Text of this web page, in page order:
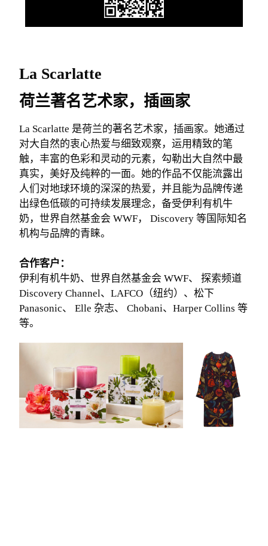
La Scarlatte
荷兰著名艺术家，插画家
La Scarlatte 是荷兰的著名艺术家，插画家。她通过
对大自然的衷心热爱与细致观察，运用精致的笔
触，丰富的色彩和灵动的元素，勾勒出大自然中最
真实，美好及纯粹的一面。她的作品不仅能流露出
人们对地球环境的深深的热爱，并且能为品牌传递
出绿色低碳的可持续发展理念，备受伊利有机牛
奶，世界自然基金会 WWF， Discovery 等国际知名
机构与品牌的青睐。
合作客户：
伊利有机牛奶、世界自然基金会 WWF、 探索频道
Discovery Channel、LAFCO（纽约）、松下
Panasonic、 Elle 杂志、 Chobani、Harper Collins 等
等。